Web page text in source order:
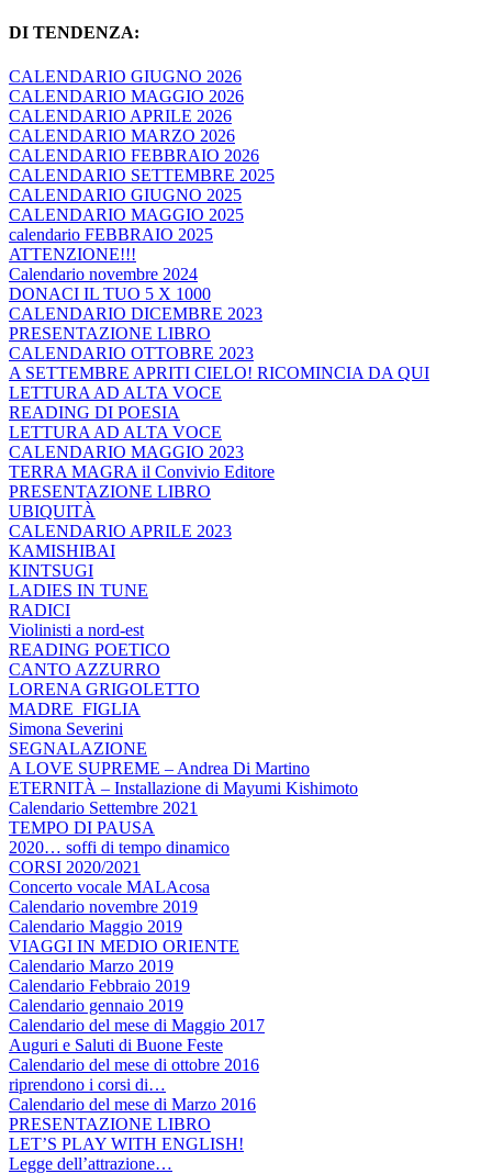
DI TENDENZA:
CALENDARIO GIUGNO 2026
CALENDARIO MAGGIO 2026
CALENDARIO APRILE 2026
CALENDARIO MARZO 2026
CALENDARIO FEBBRAIO 2026
CALENDARIO SETTEMBRE 2025
CALENDARIO GIUGNO 2025
CALENDARIO MAGGIO 2025
calendario FEBBRAIO 2025
ATTENZIONE!!!
Calendario novembre 2024
DONACI IL TUO 5 X 1000
CALENDARIO DICEMBRE 2023
PRESENTAZIONE LIBRO
CALENDARIO OTTOBRE 2023
A SETTEMBRE APRITI CIELO! RICOMINCIA DA QUI
LETTURA AD ALTA VOCE
READING DI POESIA
LETTURA AD ALTA VOCE
CALENDARIO MAGGIO 2023
TERRA MAGRA il Convivio Editore
PRESENTAZIONE LIBRO
UBIQUITÀ
CALENDARIO APRILE 2023
KAMISHIBAI
KINTSUGI
LADIES IN TUNE
RADICI
Violinisti a nord-est
READING POETICO
CANTO AZZURRO
LORENA GRIGOLETTO
MADRE_FIGLIA
Simona Severini
SEGNALAZIONE
A LOVE SUPREME – Andrea Di Martino
ETERNITÀ – Installazione di Mayumi Kishimoto
Calendario Settembre 2021
TEMPO DI PAUSA
2020… soffi di tempo dinamico
CORSI 2020/2021
Concerto vocale MALAcosa
Calendario novembre 2019
Calendario Maggio 2019
VIAGGI IN MEDIO ORIENTE
Calendario Marzo 2019
Calendario Febbraio 2019
Calendario gennaio 2019
Calendario del mese di Maggio 2017
Auguri e Saluti di Buone Feste
Calendario del mese di ottobre 2016
riprendono i corsi di…
Calendario del mese di Marzo 2016
PRESENTAZIONE LIBRO
LET’S PLAY WITH ENGLISH!
Legge dell’attrazione…